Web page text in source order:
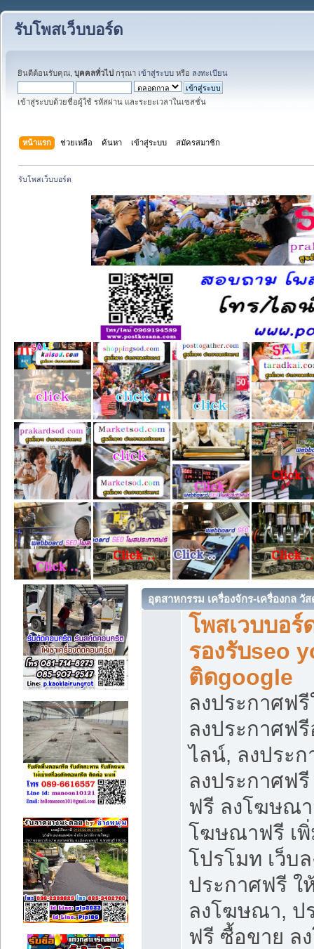
รับโพสเว็บบอร์ด
ยินดีต้อนรับคุณ, บุคคลทั่วไป กรุณา เข้าสู่ระบบ หรือ ลงทะเบียน
เข้าสู่ระบบด้วยชื่อผู้ใช้ รหัสผ่าน และระยะเวลาในเซสชั่น
หน้าแรก ช่วยเหลือ ค้นหา เข้าสู่ระบบ สมัครสมาชิก
รับโพสเว็บบอร์ด
อุตสาหกรรม เครื่องจักร-เครื่องกล
โพสเวบบอร์
รองรับseo
ติดgoogle
ลงประกาศฟ
ลงประกาศฟ
ไลน์, ลงประ
ลงประกาศฟ
ฟรี ลงโฆษณ
โฆษณาฟรี เพิ่
โปรโมท เว็บ
ประกาศฟรี
ลงโฆษณา, ป
ฟรี ซื้อขาย ล